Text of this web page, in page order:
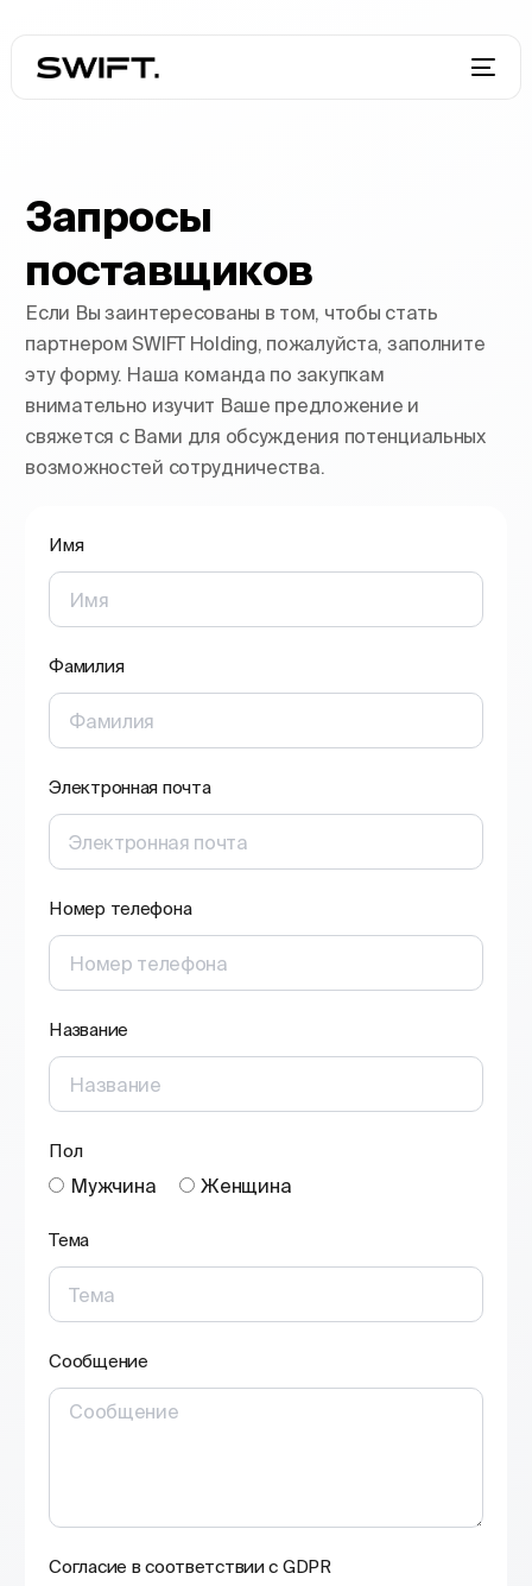
Запросы
поставщиков
Если Вы заинтересованы в том, чтобы стать
партнером SWIFT Holding, пожалуйста, заполните
эту форму. Наша команда по закупкам
внимательно изучит Ваше предложение и
свяжется с Вами для обсуждения потенциальных
возможностей сотрудничества.
Имя
Фамилия
Электронная почта
Номер телефона
Название
Пол
Мужчина Женщина
Тема
Сообщение
Согласие в соответствии с GDPR
Изменить язык